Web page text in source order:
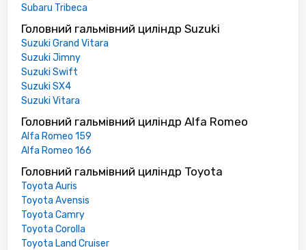
Subaru Tribeca
Головний гальмівний циліндр Suzuki
Suzuki Grand Vitara
Suzuki Jimny
Suzuki Swift
Suzuki SX4
Suzuki Vitara
Головний гальмівний циліндр Alfa Romeo
Alfa Romeo 159
Alfa Romeo 166
Головний гальмівний циліндр Toyota
Toyota Auris
Toyota Avensis
Toyota Camry
Toyota Corolla
Toyota Land Cruiser